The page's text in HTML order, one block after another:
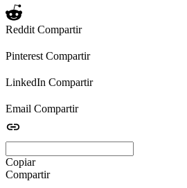
Reddit Compartir
Pinterest Compartir
LinkedIn Compartir
Email Compartir
Copiar
Compartir